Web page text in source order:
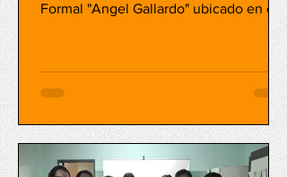
Formal "Angel Gallardo" ubicado en el